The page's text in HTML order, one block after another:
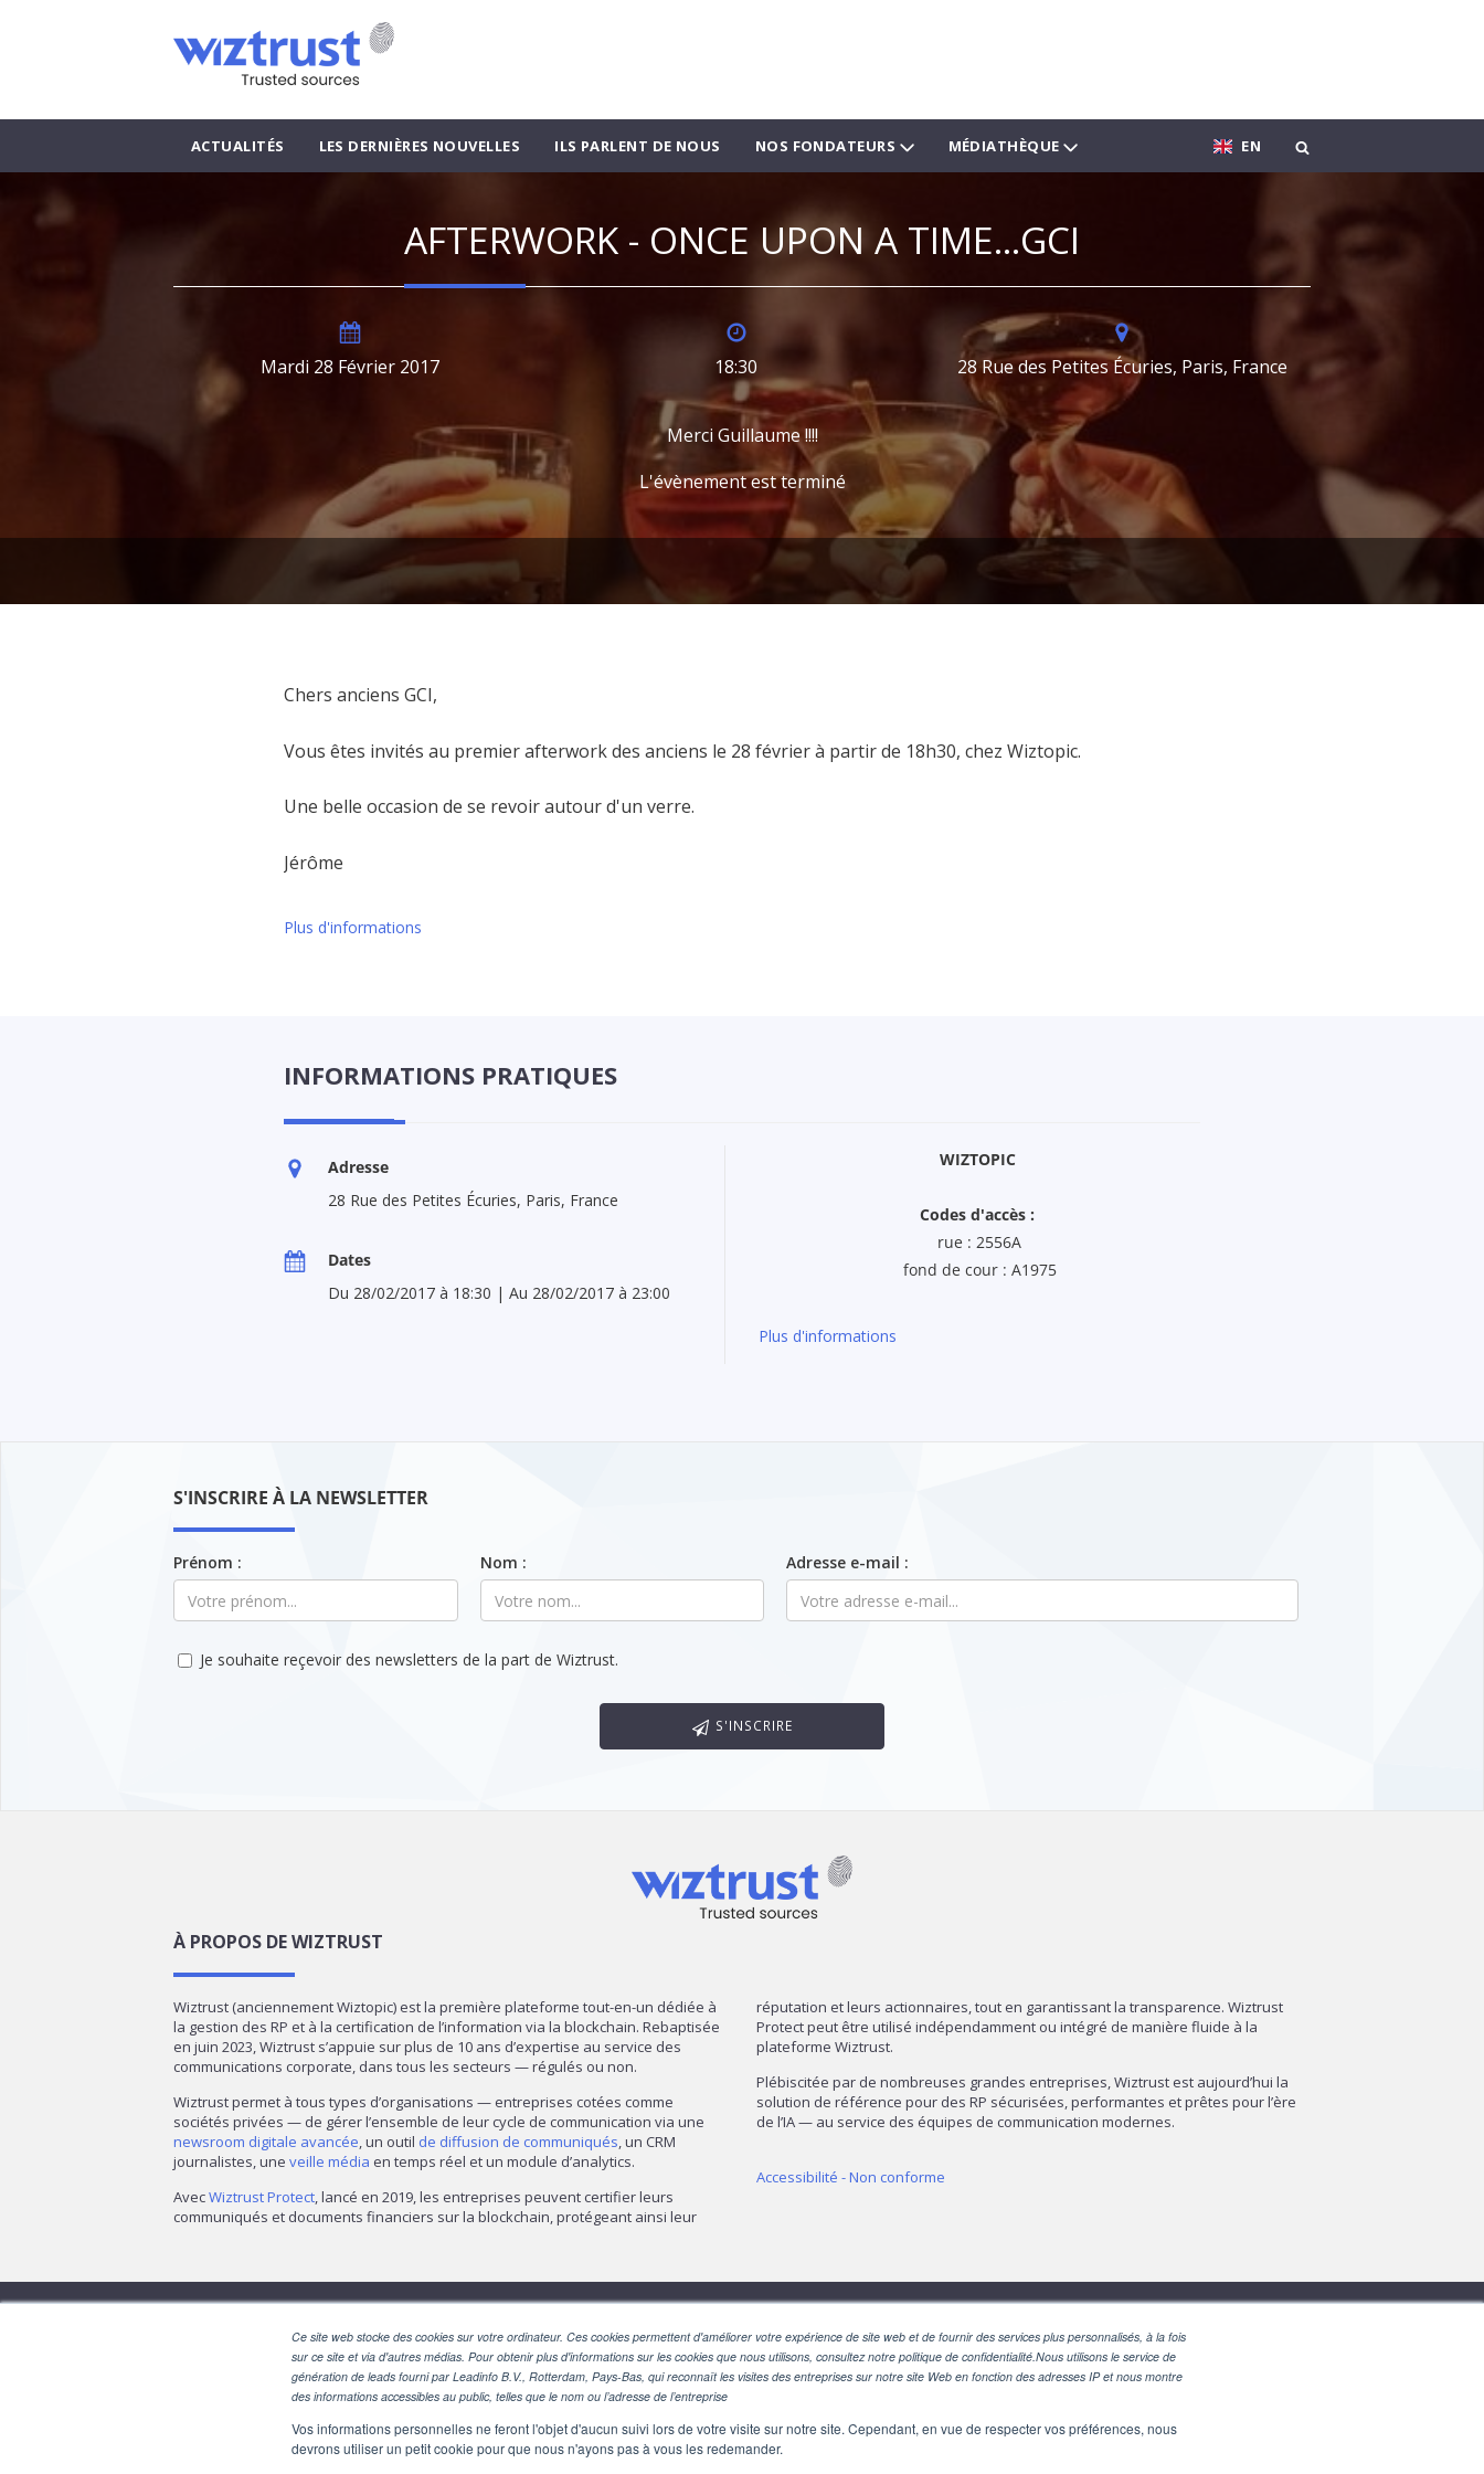
Ce site web stocke des cookies sur votre ordinateur. Ces cookies permettent d'améliorer votre expérience de site web et de fournir des services plus personnalisés, à la fois
sur ce site et via d'autres médias. Pour obtenir plus d'informations sur les cookies que nous utilisons, consultez notre politique de confidentialité.Nous utilisons le service de
génération de leads fourni par Leadinfo B.V., Rotterdam, Pays-Bas, qui reconnaît les visites des entreprises sur notre site Web en fonction des adresses IP et nous montre
des informations accessibles au public, telles que le nom ou l’adresse de l’entreprise
Vos informations personnelles ne feront l'objet d'aucun suivi lors de votre visite sur notre site. Cependant, en vue de respecter vos préférences, nous
devrons utiliser un petit cookie pour que nous n'ayons pas à vous les redemander.
EN
ACTUALITÉS LES DERNIÈRES NOUVELLES ILS PARLENT DE NOUS NOS FONDATEURS MÉDIATHÈQUE
AFTERWORK - ONCE UPON A TIME...GCI
Mardi 28 Février 2017 18:30 28 Rue des Petites Écuries, Paris, France
Merci Guillaume !!!!
L'évènement est terminé
Chers anciens GCI,
Vous êtes invités au premier afterwork des anciens le 28 février à partir de 18h30, chez Wiztopic.
Une belle occasion de se revoir autour d'un verre.
Jérôme
Plus d'informations
INFORMATIONS PRATIQUES
Adresse
28 Rue des Petites Écuries, Paris, France
Dates
Du 28/02/2017 à 18:30 | Au 28/02/2017 à 23:00
WIZTOPIC
Codes d'accès :
rue : 2556A
fond de cour : A1975
Plus d'informations
S'INSCRIRE À LA NEWSLETTER
Prénom : Nom : Adresse e-mail :
Je souhaite reçevoir des newsletters de la part de Wiztrust.
S'INSCRIRE
À PROPOS DE WIZTRUST
Wiztrust (anciennement Wiztopic) est la première plateforme tout-en-un dédiée à
la gestion des RP et à la certification de l’information via la blockchain. Rebaptisée
en juin 2023, Wiztrust s’appuie sur plus de 10 ans d’expertise au service des
communications corporate, dans tous les secteurs — régulés ou non.
Wiztrust permet à tous types d’organisations — entreprises cotées comme
sociétés privées — de gérer l’ensemble de leur cycle de communication via une
newsroom digitale avancée , un outil de diffusion de communiqués , un CRM
journalistes, une veille média en temps réel et un module d’analytics.
AvecWiztrust Protect , lancé en 2019, les entreprises peuvent certifier leurs
communiqués et documents financiers sur la blockchain, protégeant ainsi leur
réputation et leurs actionnaires, tout en garantissant la transparence. Wiztrust
Protect peut être utilisé indépendamment ou intégré de manière fluide à la
plateforme Wiztrust.
Plébiscitée par de nombreuses grandes entreprises, Wiztrust est aujourd’hui la
solution de référence pour des RP sécurisées, performantes et prêtes pour l’ère
de l’IA — au service des équipes de communication modernes.
Accessibilité - Non conforme
SUIVEZ-NOUS